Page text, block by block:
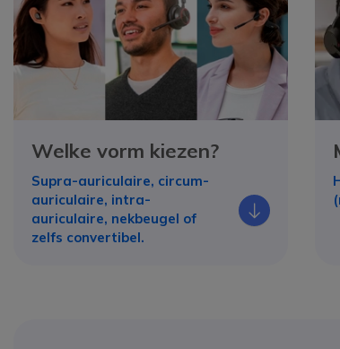
Welke vorm kiezen?
Supra-auriculaire, circum-
auriculaire, intra-
auriculaire, nekbeugel of
zelfs convertibel.
Icono